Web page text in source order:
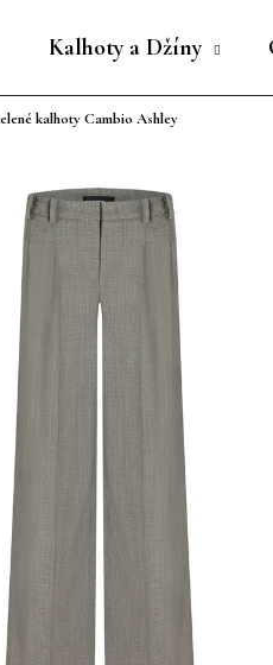
Kalhoty a Džíny
kalhoty Cambio Ashley